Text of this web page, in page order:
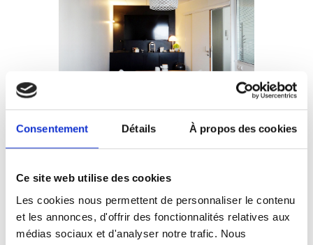
Consentement Détails À propos des cookies
Ce site web utilise des cookies
Les cookies nous permettent de personnaliser le contenu
et les annonces, d'offrir des fonctionnalités relatives aux
médias sociaux et d'analyser notre trafic. Nous
Agence